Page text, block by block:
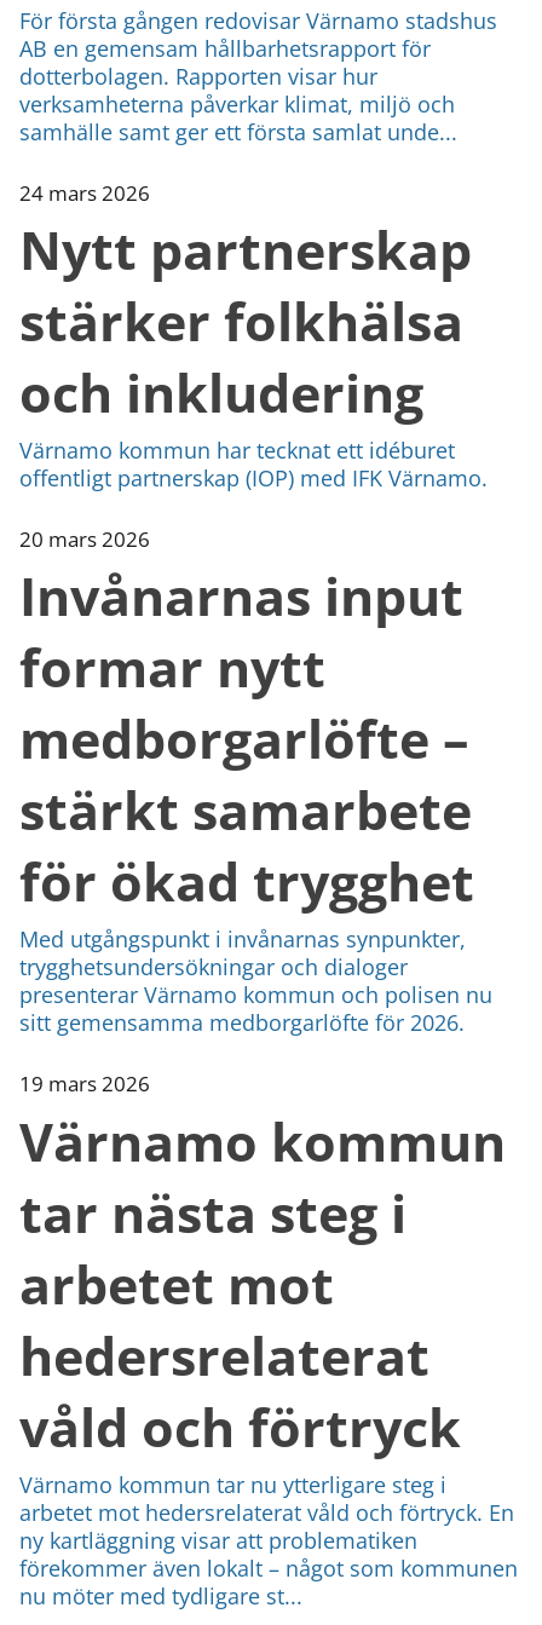
För första gången redovisar Värnamo stadshus
AB en gemensam hållbarhetsrapport för
dotterbolagen. Rapporten visar hur
verksamheterna påverkar klimat, miljö och
samhälle samt ger ett första samlat unde...
24 mars 2026
Nytt partnerskap
stärker folkhälsa
och inkludering
Värnamo kommun har tecknat ett idéburet
offentligt partnerskap (IOP) med IFK Värnamo.
20 mars 2026
Invånarnas input
formar nytt
medborgarlöfte –
stärkt samarbete
för ökad trygghet
Med utgångspunkt i invånarnas synpunkter,
trygghetsundersökningar och dialoger
presenterar Värnamo kommun och polisen nu
sitt gemensamma medborgarlöfte för 2026.
19 mars 2026
Värnamo kommun
tar nästa steg i
arbetet mot
hedersrelaterat
våld och förtryck
Värnamo kommun tar nu ytterligare steg i
arbetet mot hedersrelaterat våld och förtryck. En
ny kartläggning visar att problematiken
förekommer även lokalt – något som kommunen
nu möter med tydligare st...